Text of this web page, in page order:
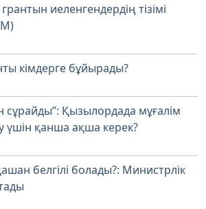
иеленгендердің тізімі
кімдерге бұйырады?
сұрайды”: Қызылордада мұғалім
үшін қанша ақша керек?
белгілі болады?: Министрлік